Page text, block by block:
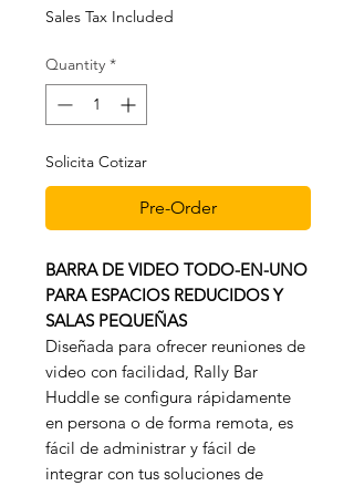
Sales Tax Included
Quantity *
Solicita Cotizar
Pre-Order
BARRA DE VIDEO TODO-EN-UNO
PARA ESPACIOS REDUCIDOS Y
SALAS PEQUEÑAS
Diseñada para ofrecer reuniones de
video con facilidad, Rally Bar
Huddle se configura rápidamente
en persona o de forma remota, es
fácil de administrar y fácil de
integrar con tus soluciones de